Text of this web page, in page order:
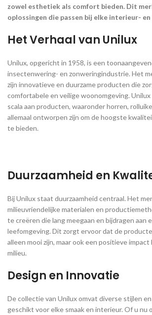
zowel esthetiek als comfort bieden. Dit
oplossingen die passen bij elke interieur-
Het Verhaal van Unilux
Unilux, opgericht in 1958, is een
insectenwering- en zonweringindustrie. Het
zijn innovatieve en duurzame producten die
comfortabele en veilige woonomgeving.
scala aan producten, waaronder horren,
allemaal ontworpen zijn om de hoogste
te bieden.
Duurzaamheid en
Bij Unilux staat duurzaamheid centraal. Het
milieuvriendelijke materialen en
te creëren die lang meegaan en bijdragen aan
leefomgeving. Dit zorgt ervoor dat de
alleen mooi zijn, maar ook een positieve
milieu.
Design en Innovatie
De collectie van Unilux omvat diverse stijlen
geschikt voor elke smaak en interieur. Of u nu